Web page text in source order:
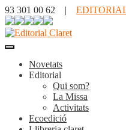
93 301 00 62 |
Novetats
Editorial
Qui som?
La Missa
Activitats
Ecoedició